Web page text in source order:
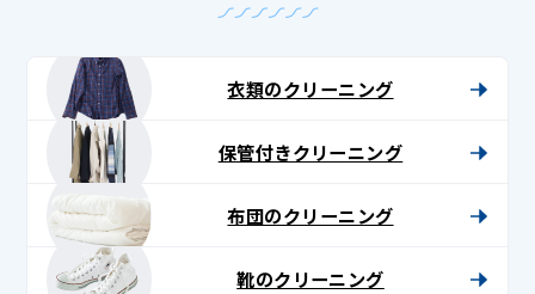
衣類のクリーニング
保管付きクリーニング
布団のクリーニング
靴のクリーニング